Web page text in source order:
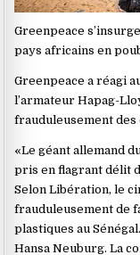
Greenpeace
pays africains en
Greenpeace a réagi
l’armateur Hapag-
frauduleusement des
«Le géant allemand
pris en flagrant délit
Selon Libération, le
frauduleusement de
plastiques au
Hansa Neuburg. La